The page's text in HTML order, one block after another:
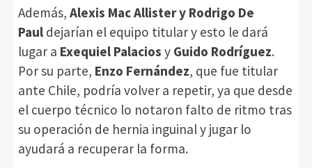
Además, Alexis Mac Allister y Rodrigo De
Paul dejarían el equipo titular y esto le dará
lugar a Exequiel Palacios y Guido Rodríguez.
Por su parte, Enzo Fernández, que fue titular
ante Chile, podría volver a repetir, ya que desde
el cuerpo técnico lo notaron falto de ritmo tras
su operación de hernia inguinal y jugar lo
ayudará a recuperar la forma.